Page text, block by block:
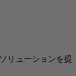
リューションを提